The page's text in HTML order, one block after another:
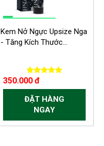
Kem Nở Ngực Upsize Nga
- Tăng Kích Thước...
350.000 đ
ĐẶT HÀNG
NGAY